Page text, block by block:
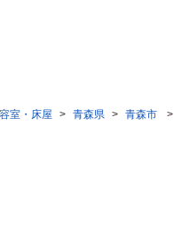
室・床屋 > 青森県 > 青森市 >